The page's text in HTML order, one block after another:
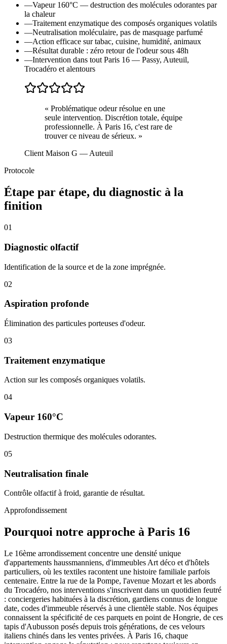
—Vapeur 160°C — destruction des molécules odorantes par
la chaleur
—Traitement enzymatique des composés organiques volatils
—Neutralisation moléculaire, pas de masquage parfumé
—Action efficace sur tabac, cuisine, humidité, animaux
—Résultat durable : zéro retour de l'odeur sous 48h
—Intervention dans tout Paris 16 — Passy, Auteuil,
Trocadéro et alentours
« Problématique odeur résolue en une
seule intervention. Discrétion totale, équipe
professionnelle. À Paris 16, c'est rare de
trouver ce niveau de sérieux. »
Client Maison G — Auteuil
Protocole
Étape par étape, du diagnostic à la
finition
01
Diagnostic olfactif
Identification de la source et de la zone imprégnée.
02
Aspiration profonde
Élimination des particules porteuses d'odeur.
03
Traitement enzymatique
Action sur les composés organiques volatils.
04
Vapeur 160°C
Destruction thermique des molécules odorantes.
05
Neutralisation finale
Contrôle olfactif à froid, garantie de résultat.
Approfondissement
Pourquoi notre approche à Paris 16
Le 16ème arrondissement concentre une densité unique
d'appartements haussmanniens, d'immeubles Art déco et d'hôtels
particuliers, où les textiles racontent une histoire familiale parfois
centenaire. Entre la rue de la Pompe, l'avenue Mozart et les abords
du Trocadéro, nos interventions s'inscrivent dans un quotidien feutré
: conciergeries habituées à la discrétion, gardiens connus de longue
date, codes d'immeuble réservés à une clientèle stable. Nos équipes
connaissent la spécificité de ces parquets en point de Hongrie, de ces
tapis d'Aubusson posés depuis trois générations, de ces velours
italiens chinés dans les ventes privées. À Paris 16, chaque